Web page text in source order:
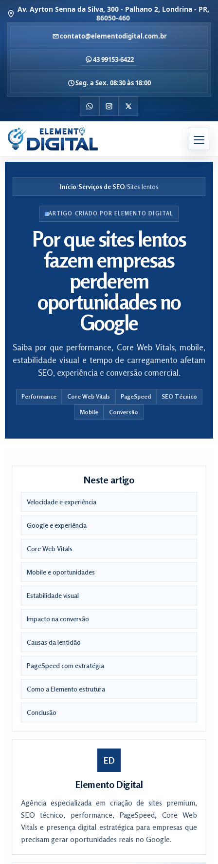
Av. Ayrton Senna da Silva, 300 - Palhano 2, Londrina - PR,
86050-460
contato@elementodigital.com.br
43 99153-6422
Seg. a Sex. 08:30 às 18:00
Início/Serviços de SEO/Sites lentos
ARTIGO CRIADO POR ELEMENTO DIGITAL
Por que sites lentos
fazem empresas
perderem
oportunidades no
Google
Saiba por que performance, Core Web Vitals, mobile,
estabilidade visual e tempo de carregamento afetam
SEO, experiência e conversão comercial.
Performance Core Web Vitals PageSpeed SEO Técnico
Mobile Conversão
Neste artigo
Velocidade e experiência
Google e experiência
Core Web Vitals
Mobile e oportunidades
Estabilidade visual
Impacto na conversão
Causas da lentidão
PageSpeed com estratégia
Como a Elemento estrutura
Conclusão
ED
Elemento Digital
Agência especializada em criação de sites premium,
SEO técnico, performance, PageSpeed, Core Web
Vitals e presença digital estratégica para empresas que
precisam gerar oportunidades reais no Google.